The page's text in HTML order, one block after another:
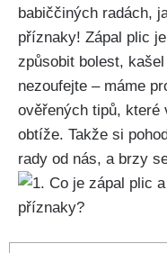
babiččiných radách,
příznaky! Zápal plic
způsobit bolest,
nezoufejte – máme
ověřených tipů, které
obtíže. Takže si
rady od nás, ⁢a brzy